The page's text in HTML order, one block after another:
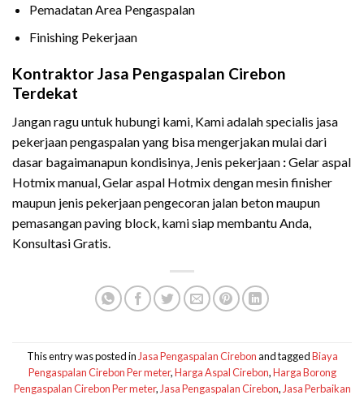
Pemadatan Area Pengaspalan
Finishing Pekerjaan
Kontraktor Jasa Pengaspalan Cirebon
Terdekat
Jangan ragu untuk hubungi kami, Kami adalah specialis jasa
pekerjaan pengaspalan yang bisa mengerjakan mulai dari
dasar bagaimanapun kondisinya, Jenis pekerjaan :Gelar aspal
Hotmix manual, Gelar aspal Hotmix dengan mesin finisher
maupun jenis pekerjaan pengecoran jalan beton maupun
pemasangan paving block, kami siap membantu Anda,
Konsultasi Gratis.
This entry was posted in Jasa Pengaspalan Cirebonand taggedBiaya
Pengaspalan Cirebon Per meter,Harga Aspal Cirebon,Harga Borong
Pengaspalan Cirebon Per meter, Jasa Pengaspalan Cirebon, Jasa Perbaikan